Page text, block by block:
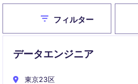
Closeフィルター
データエンジニア
東京23区